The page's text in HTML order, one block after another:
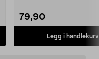
79,90
Legg i handlekurv